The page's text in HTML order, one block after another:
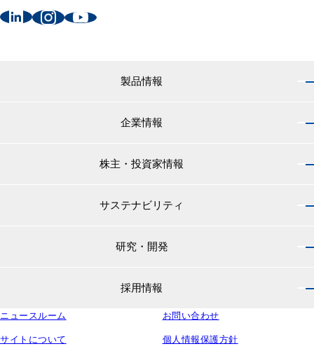
製品情報
小型船舶・漁船用塗料・漁網用防汚剤
建材用塗料
特殊樹脂化学品（軌道用材料）
企業情報
本社・支店・営業所
グループ会社
株主・投資家情報
株主・投資家情報 トップ
中国塗料ってどんな会社？
財務・業績情報
サステナビリティ
サステナビリティ トップ
社会
ガバナンス
研究・開発
中国塗料の技術力
採用情報
ニュースルーム お問い合わせ
サイトについて 個人情報保護方針